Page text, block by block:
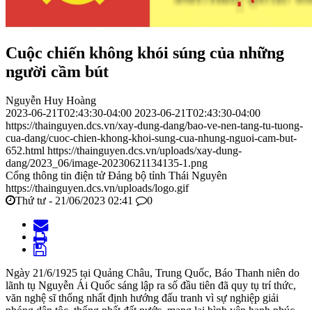
Cuộc chiến không khói súng của những
người cầm bút
Nguyễn Huy Hoàng
2023-06-21T02:43:30-04:00 2023-06-21T02:43:30-04:00
https://thainguyen.dcs.vn/xay-dung-dang/bao-ve-nen-tang-tu-tuong-
cua-dang/cuoc-chien-khong-khoi-sung-cua-nhung-nguoi-cam-but-
652.html https://thainguyen.dcs.vn/uploads/xay-dung-
dang/2023_06/image-20230621134135-1.png
Cổng thông tin điện tử Đảng bộ tỉnh Thái Nguyên
https://thainguyen.dcs.vn/uploads/logo.gif
Thứ tư - 21/06/2023 02:41
0
Ngày 21/6/1925 tại Quảng Châu, Trung Quốc, Báo Thanh niên do
lãnh tụ Nguyễn Ái Quốc sáng lập ra số đầu tiên đã quy tụ trí thức,
văn nghệ sĩ thống nhất định hướng đấu tranh vì sự nghiệp giải